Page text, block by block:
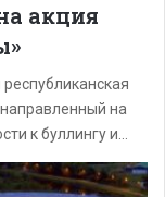
акция
на
к буллингу и…